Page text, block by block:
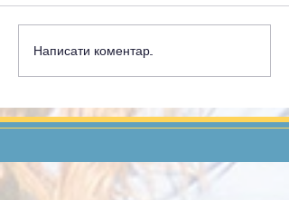
Написати коментар...